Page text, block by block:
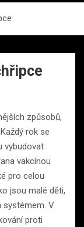
způsobů,
rok se
vybudovat
vakcínou
pro celou
jsou malé děti,
systémem. V
proti